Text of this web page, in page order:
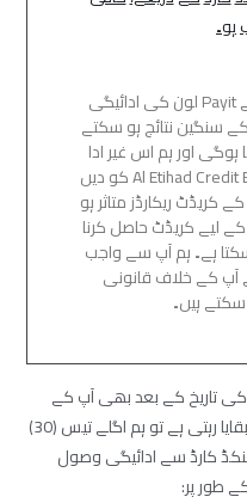
ہو۔
اگر آپ ادائیگی کی تاریخ تک اپنے Payit لون کی ادائیگی
سنگین نتائج ہو سکتے
اور ہم اس غیر ادا
شدہ ادائیگی کی اطلاع Al Etihad Credit Bureau کو دیں
ریکارڈز متاثر ہو
لیے کریڈٹ حاصل کرنا
ہے۔ ہم آپ سے واجب
آپ کے خلاف قانونی
ہیں۔
کی تاریخ کے بعد بھی آپ کے
Payit لون کی مکمل یا جزوی رقم بقایا رہتی ہے تو ہم اگلے تیس (30)
آپ کے لنکڈ کارڈ سے ادائیگی وصول
طور پر: